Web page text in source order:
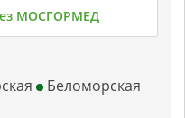
МОСГОРМЕД
Беломорская